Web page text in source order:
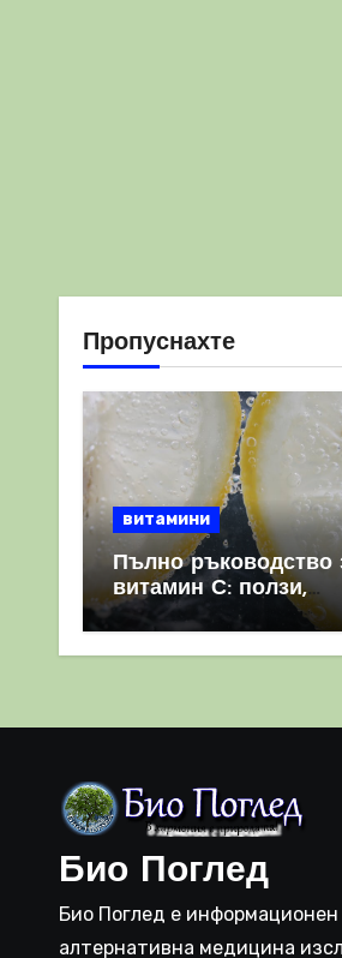
Пропуснахте
витамини
Пълно ръководство
витамин С: ползи,
източници и защо е
важен за имунната
Био Поглед
Био Поглед е
алтернативна медицина